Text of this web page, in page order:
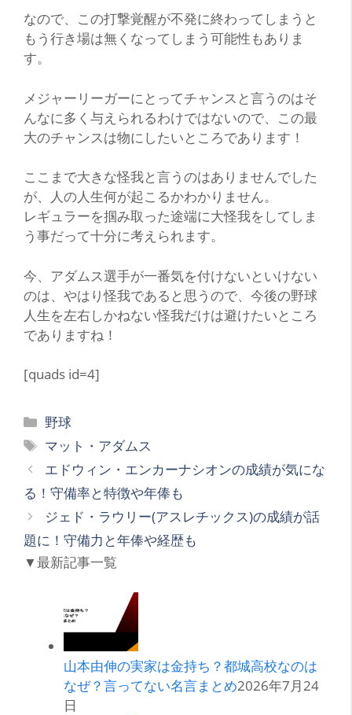
なので、この打撃覚醒が不発に終わってしまうと
もう行き場は無くなってしまう可能性もありま
す。
メジャーリーガーにとってチャンスと言うのはそ
んなに多く与えられるわけではないので、この最
大のチャンスは物にしたいところであります！
ここまで大きな怪我と言うのはありませんでした
が、人の人生何が起こるかわかりません。
レギュラーを掴み取った途端に大怪我をしてしま
う事だって十分に考えられます。
今、アダムス選手が一番気を付けないといけない
のは、やはり怪我であると思うので、今後の野球
人生を左右しかねない怪我だけは避けたいところ
でありますね！
[quads id=4]
カ
テ
リ
ー
野球
タ
グ
マット・アダムス
エドウィン・エンカーナシオンの成績が気にな
る！守備率と特徴や年俸も
ジェド・ラウリー(アスレチックス)の成績が話
題に！守備力と年俸や経歴も
▼最新記事一覧
山本由伸の実家は金持ち？都城高校なのは
なぜ？言ってない名言まとめ2026年7月24
日